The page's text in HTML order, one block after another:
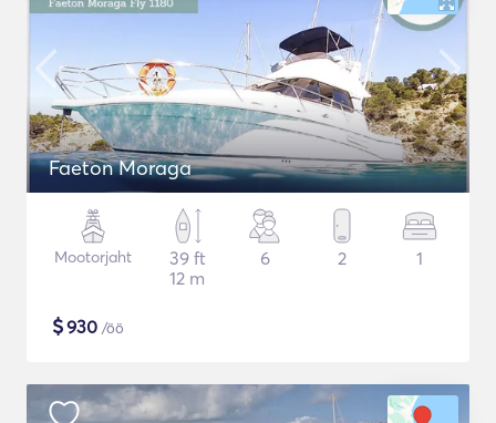
Faeton Moraga
Mootorjaht
39 ft
12 m
6 2 1
$930 /öö